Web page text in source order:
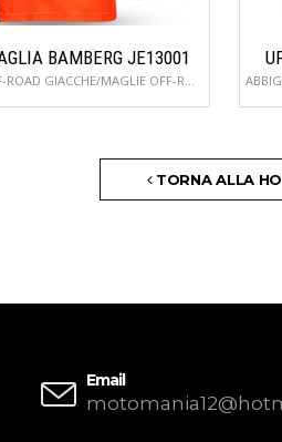
BAMBERG JE13001
TORNA ALLA
Email